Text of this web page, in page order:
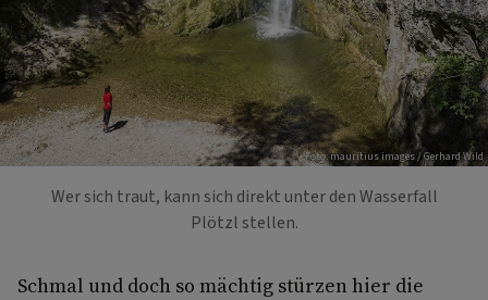
Foto: mauritius images / Gerhard Wild
Wer sich traut, kann sich direkt unter den Wasserfall
Plötzl stellen.
Schmal und doch so mächtig stürzen hier die